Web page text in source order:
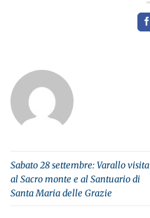
Sabato 28 settembre: Varallo visita
al Sacro monte e al Santuario di
Santa Maria delle Grazie